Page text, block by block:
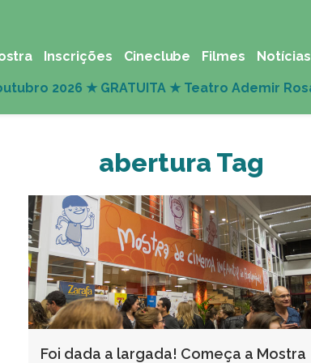
Inscrições Cineclube Filmes Notícias
abertura Tag
Foi dada a largada! Começa a Mostra